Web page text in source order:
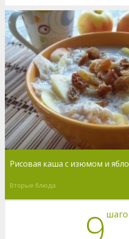
Рисовая каша с изюмом и
Вторые блюда